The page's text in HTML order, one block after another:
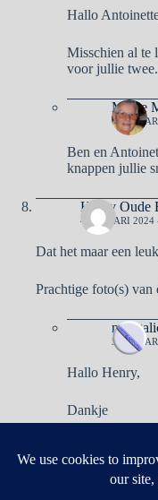
Hallo
Misschien al te
voor jullie twee.
Mieke
6
Ben en
knappen jullie
Henry Oude
4 JANUARI 2024
Dat het maar een
Prachtige foto(s) van
5
Hallo Henry,
Dankje